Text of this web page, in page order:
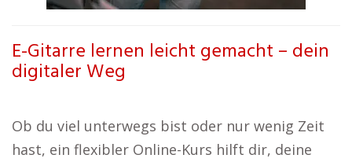
E-Gitarre lernen leicht gemacht – dein
digitaler Weg
Ob du viel unterwegs bist oder nur wenig Zeit
hast, ein flexibler Online-Kurs hilft dir, deine